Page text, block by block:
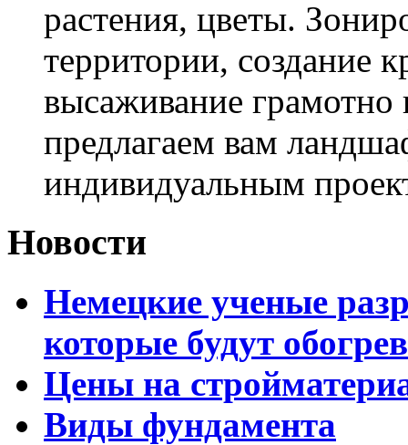
растения, цветы.
территории, создание
высаживание
предлагаем вам
индивидуальным
Новости
Немецкие ученые
которые будут
Цены на
Виды фундамента